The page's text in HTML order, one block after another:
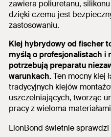
zawiera poliuretanu,
dzięki czemu jest
zastosowaniu.
Klej hybrydowy od fischer
myślą o profesjonalistach i
potrzebują preparatu
warunkach.Ten mocny klej
tradycyjnych klejów
uszczelniających, tworząc
pracy z wieloma
LionBond świetnie